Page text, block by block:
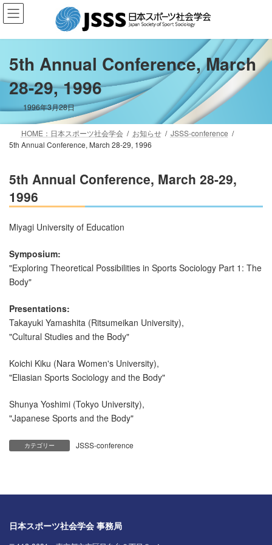
コ
ン
ス
ッ
ナ
ビ
ン
移
5th Annual Conference, March
28-29, 1996
1996年3月28日
HOME：日本スポーツ社会学会 お知らせ
JSSS-conference
5th Annual Conference, March 28-29, 1996
5th Annual Conference, March 28-29,
1996
Miyagi University of Education
Symposium:
"Exploring Theoretical Possibilities in Sports Sociology Part 1: The
Body"
Presentations:
Takayuki Yamashita (Ritsumeikan University),
"Cultural Studies and the Body"
Koichi Kiku (Nara Women's University),
"Eliasian Sports Sociology and the Body"
Shunya Yoshimi (Tokyo University),
"Japanese Sports and the Body"
カテゴリー JSSS-conference
日本スポーツ社会学会 事務局